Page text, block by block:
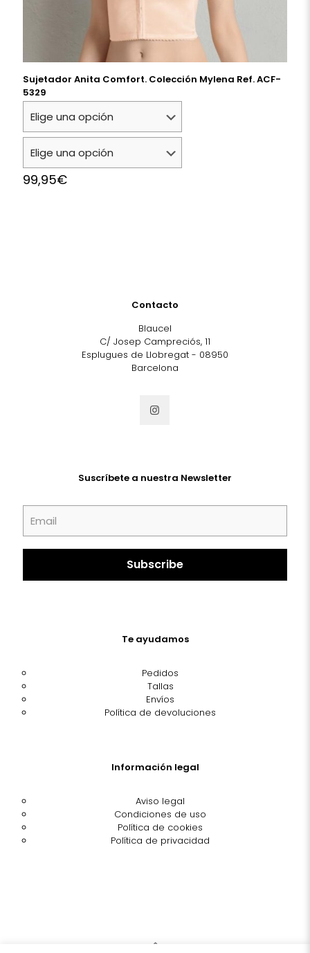
Sujetador Anita Comfort. Colección Mylena Ref. ACF-
5329
99,95€
Contacto
Blaucel
C/ Josep Campreciós, 11
Esplugues de Llobregat - 08950
Barcelona
Suscríbete a nuestra Newsletter
Te ayudamos
Pedidos
Tallas
Envíos
Política de devoluciones
Información legal
Aviso legal
Condiciones de uso
Política de cookies
Política de privacidad